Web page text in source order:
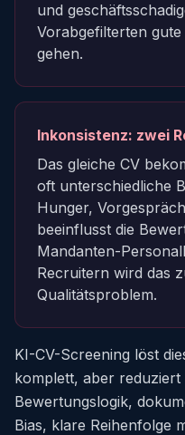
und
Vorabgefilterten
gehen.
Inkonsistenz: zwei
Das gleiche CV
oft unterschiedliche
Hunger,
beeinflusst die
Mandanten-
Recruitern wird das
Qualitätsproblem.
KI-CV-Screening löst
komplett, aber
Bewertungslogik,
Bias, klare Reihenfolge